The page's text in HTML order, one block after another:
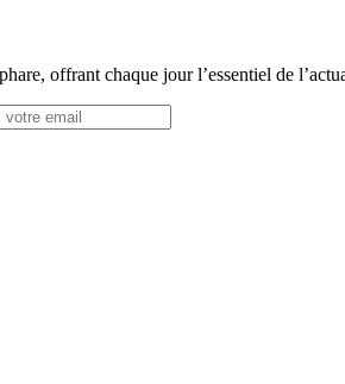
offrant chaque jour l’essentiel de